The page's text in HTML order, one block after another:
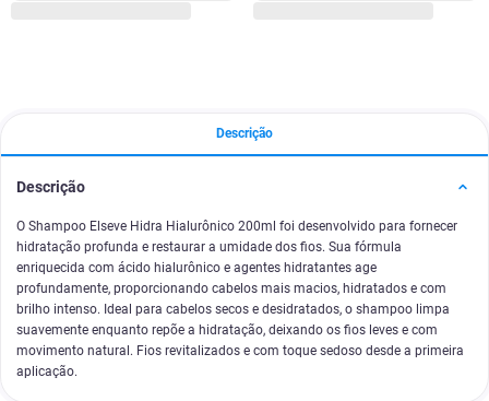
Descrição
Descrição
O Shampoo Elseve Hidra Hialurônico 200ml foi desenvolvido para fornecer
hidratação profunda e restaurar a umidade dos fios. Sua fórmula
enriquecida com ácido hialurônico e agentes hidratantes age
profundamente, proporcionando cabelos mais macios, hidratados e com
brilho intenso. Ideal para cabelos secos e desidratados, o shampoo limpa
suavemente enquanto repõe a hidratação, deixando os fios leves e com
movimento natural. Fios revitalizados e com toque sedoso desde a primeira
aplicação.